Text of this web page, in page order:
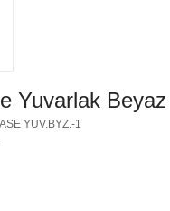
Yuvarlak Beyaz
YUV.BYZ.-1